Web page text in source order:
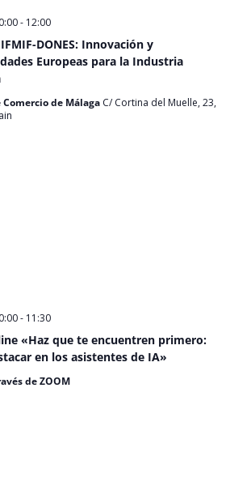
DONES: Innovación y
Europeas para la Industria
- 12:00
Comercio de Málaga C/ Cortina del Muelle, 23,
«Haz que te encuentren primero:
en los asistentes de IA»
- 11:30
de ZOOM